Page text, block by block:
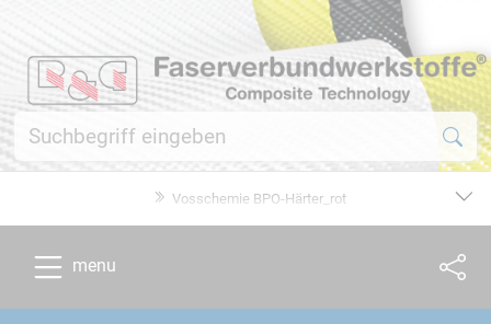
Vosschemie BPO-Härter_rot
menu